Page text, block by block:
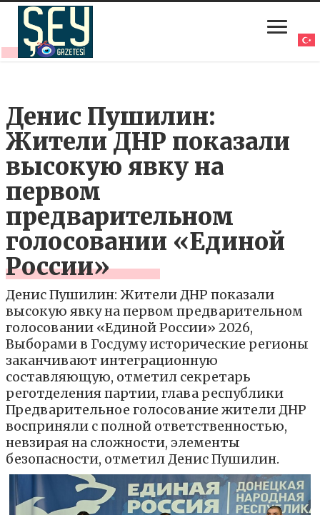
Денис Пушилин:
Жители ДНР показали
высокую явку на
первом
предварительном
голосовании «Единой
России»
Денис Пушилин: Жители ДНР показали
высокую явку на первом предварительном
голосовании «Единой России» 2026,
Выборами в Госдуму исторические регионы
заканчивают интеграционную
составляющую, отметил секретарь
реготделения партии, глава республики
Предварительное голосование жители ДНР
восприняли с полной ответственностью,
невзирая на сложности, элементы
безопасности, отметил Денис Пушилин.